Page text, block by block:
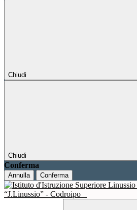
Chiudi
Chiudi
Conferma
Annulla Conferma
“J.Linussio” - Codroipo